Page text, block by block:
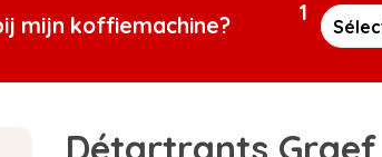
mijn koffiemachine? 1
Détartrants Graef